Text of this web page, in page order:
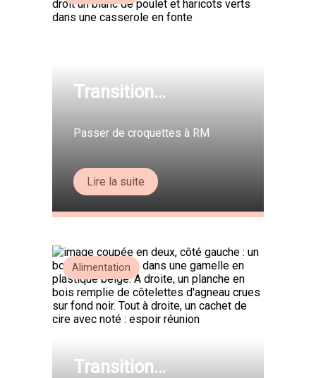
Transition
2/3.
Passer de croquettes à RM
Lire la suite
Alimentation
Transition